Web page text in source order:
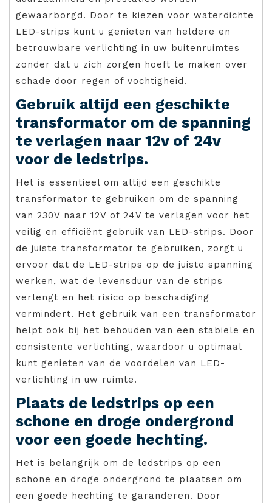
gewaarborgd. Door te kiezen voor waterdichte
LED-strips kunt u genieten van heldere en
betrouwbare verlichting in uw buitenruimtes
zonder dat u zich zorgen hoeft te maken over
schade door regen of vochtigheid.
Gebruik altijd een geschikte
transformator om de spanning
te verlagen naar 12v of 24v
voor de ledstrips.
Het is essentieel om altijd een geschikte
transformator te gebruiken om de spanning
van 230V naar 12V of 24V te verlagen voor het
veilig en efficiënt gebruik van LED-strips. Door
de juiste transformator te gebruiken, zorgt u
ervoor dat de LED-strips op de juiste spanning
werken, wat de levensduur van de strips
verlengt en het risico op beschadiging
vermindert. Het gebruik van een transformator
helpt ook bij het behouden van een stabiele en
consistente verlichting, waardoor u optimaal
kunt genieten van de voordelen van LED-
verlichting in uw ruimte.
Plaats de ledstrips op een
schone en droge ondergrond
voor een goede hechting.
Het is belangrijk om de ledstrips op een
schone en droge ondergrond te plaatsen om
een goede hechting te garanderen. Door